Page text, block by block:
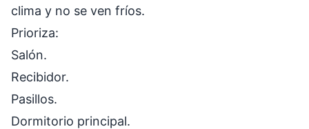
clima y no se ven fríos.
Prioriza:
Salón.
Recibidor.
Pasillos.
Dormitorio principal.